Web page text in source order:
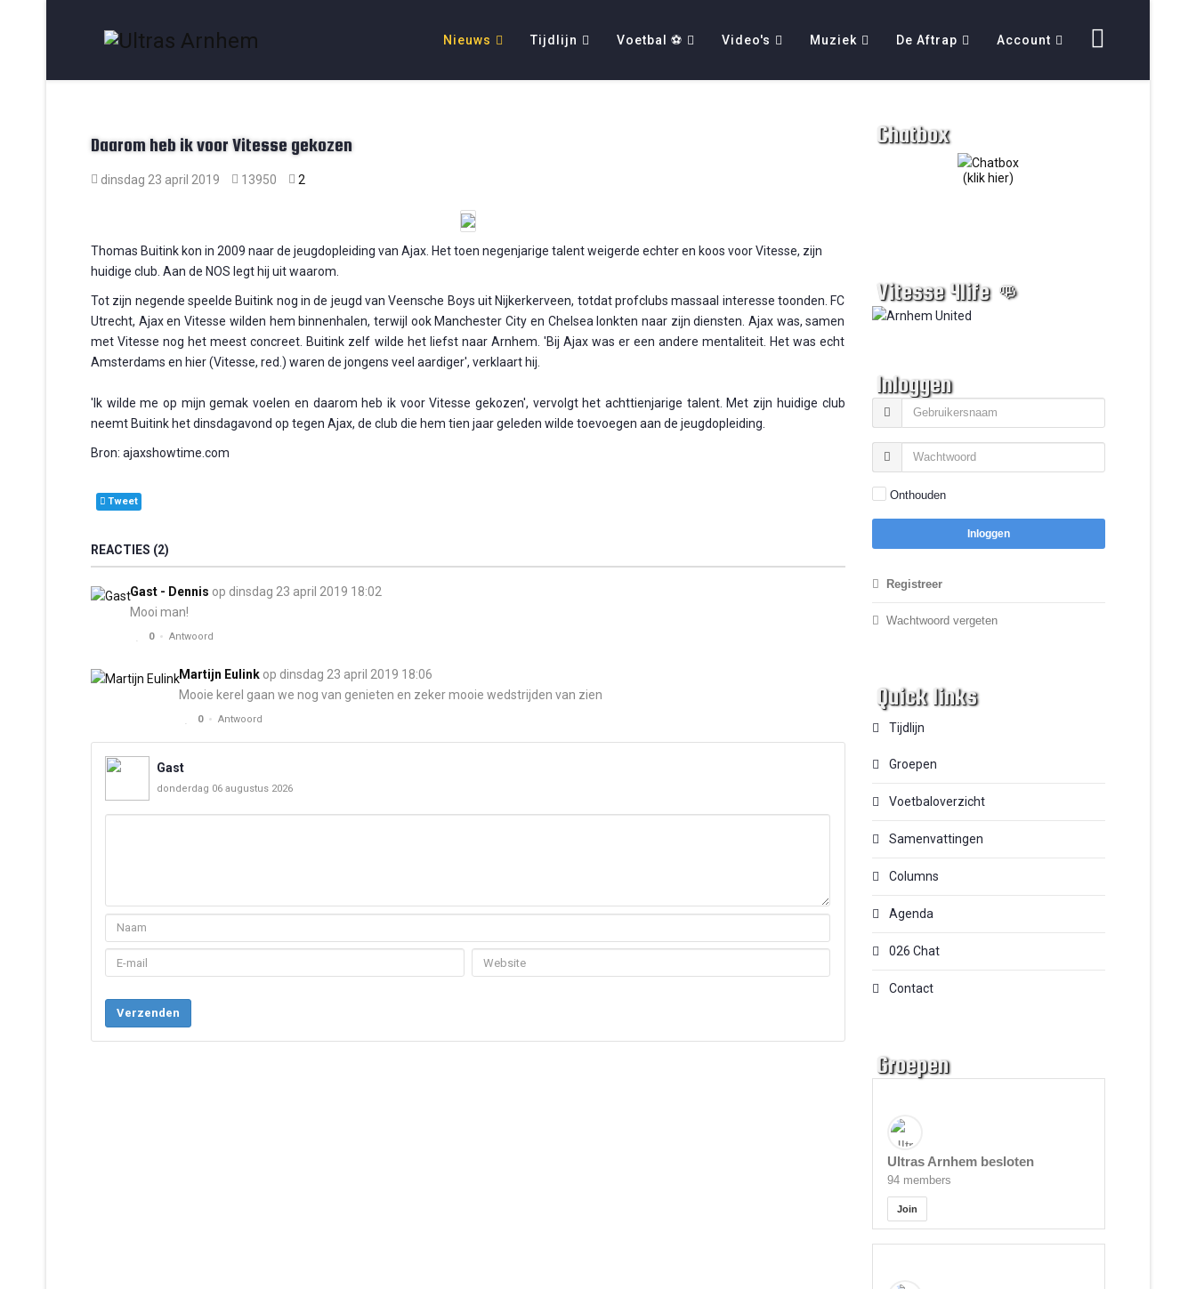
Nieuws Tijdlijn Voetbal ⚽ Video's Muziek De Aftrap Account
Daarom heb ik voor Vitesse gekozen
dinsdag 23 april 2019 13950 2
Thomas Buitink kon in 2009 naar de jeugdopleiding van Ajax. Het toen negenjarige talent weigerde echter en koos voor Vitesse, zijn
huidige club. Aan de NOS legt hij uit waarom.
Tot zijn negende speelde Buitink nog in de jeugd van Veensche Boys uit Nijkerkerveen, totdat profclubs massaal interesse toonden. FC
Utrecht, Ajax en Vitesse wilden hem binnenhalen, terwijl ook Manchester City en Chelsea lonkten naar zijn diensten. Ajax was, samen
met Vitesse nog het meest concreet. Buitink zelf wilde het liefst naar Arnhem. 'Bij Ajax was er een andere mentaliteit. Het was echt
Amsterdams en hier (Vitesse, red.) waren de jongens veel aardiger', verklaart hij.
'Ik wilde me op mijn gemak voelen en daarom heb ik voor Vitesse gekozen', vervolgt het achttienjarige talent. Met zijn huidige club
neemt Buitink het dinsdagavond op tegen Ajax, de club die hem tien jaar geleden wilde toevoegen aan de jeugdopleiding.
Bron: ajaxshowtime.com
Tweet
REACTIES 2
Gast - Dennis op dinsdag 23 april 2019 18:02
Mooi man!
0 Antwoord
Martijn Eulink op dinsdag 23 april 2019 18:06
Mooie kerel gaan we nog van genieten en zeker mooie wedstrijden van zien
0 Antwoord
Gast
donderdag 06 augustus 2026
Verzenden
Chatbox
(klik hier)
Vitesse 4life 👊
Inloggen
Onthouden
Inloggen
Registreer
Wachtwoord vergeten
Quick links
Tijdlijn
Groepen
Voetbaloverzicht
Samenvattingen
Columns
Agenda
026 Chat
Contact
Groepen
Ultras Arnhem besloten
94 members
Join